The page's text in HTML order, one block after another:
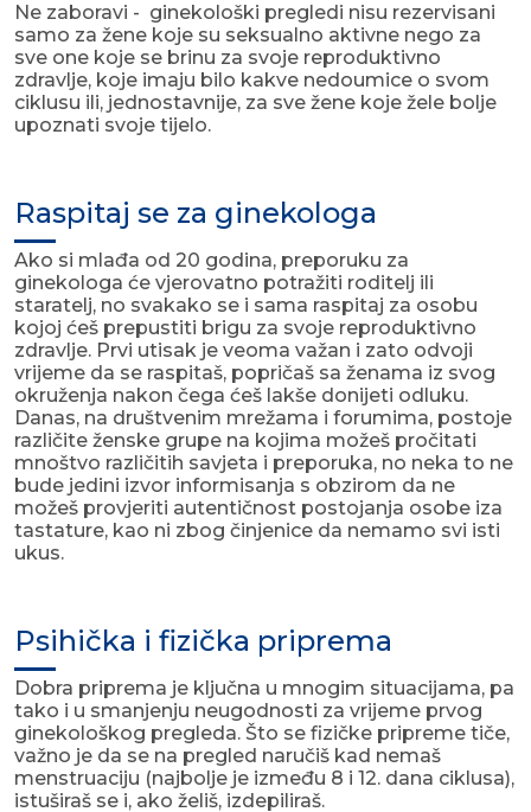
Ne zaboravi - ginekološki pregledi nisu rezervisani
samo za žene koje su seksualno aktivne nego za
sve one koje se brinu za svoje reproduktivno
zdravlje, koje imaju bilo kakve nedoumice o svom
ciklusu ili, jednostavnije, za sve žene koje žele bolje
upoznati svoje tijelo.
Raspitaj se za ginekologa
Ako si mlađa od 20 godina, preporuku za
ginekologa će vjerovatno potražiti roditelj ili
staratelj, no svakako se i sama raspitaj za osobu
kojoj ćeš prepustiti brigu za svoje reproduktivno
zdravlje. Prvi utisak je veoma važan i zato odvoji
vrijeme da se raspitaš, popričaš sa ženama iz svog
okruženja nakon čega ćeš lakše donijeti odluku.
Danas, na društvenim mrežama i forumima, postoje
različite ženske grupe na kojima možeš pročitati
mnoštvo različitih savjeta i preporuka, no neka to ne
bude jedini izvor informisanja s obzirom da ne
možeš provjeriti autentičnost postojanja osobe iza
tastature, kao ni zbog činjenice da nemamo svi isti
ukus.
Psihička i fizička priprema
Dobra priprema je ključna u mnogim situacijama, pa
tako i u smanjenju neugodnosti za vrijeme prvog
ginekološkog pregleda. Što se fizičke pripreme tiče,
važno je da se na pregled naručiš kad nemaš
menstruaciju (najbolje je između 8 i 12. dana ciklusa),
istuširaš se i, ako želiš, izdepiliraš.